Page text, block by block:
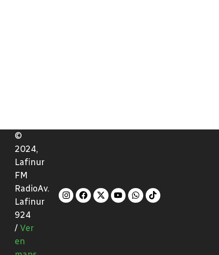
©
2024,
Lafinur
FM
RadioAv.
Lafinur
924
/ Ver
en